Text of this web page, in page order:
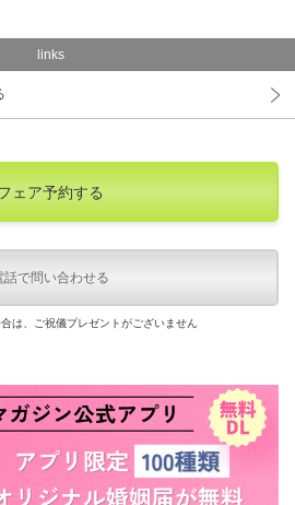
links
ェア予約する
話で問い合わせる
は、ご祝儀プレゼントがございません